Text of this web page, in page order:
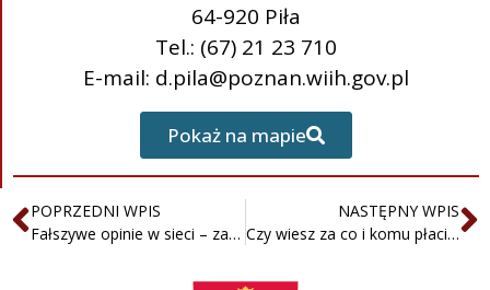
64-920 Piła
Tel.: (67) 21 23 710
E-mail: d.pila@poznan.wiih.gov.pl
Pokaż na mapie
POPRZEDNI WPIS
Fałszywe opinie w sieci – zarzuty
NASTĘPNY WPIS
Czy wiesz za co i komu płacisz? Nie trać głowy na urlopie?